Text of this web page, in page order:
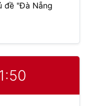
đề "Đà Nẵng